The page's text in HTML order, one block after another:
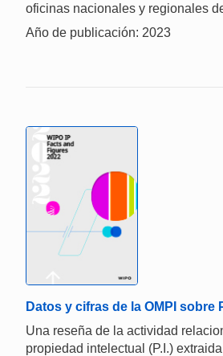
oficinas nacionales y regionales
Año de publicación: 2023
Datos y cifras de la OMPI sobre
Una reseña de la actividad
propiedad intelectual (P.I.)